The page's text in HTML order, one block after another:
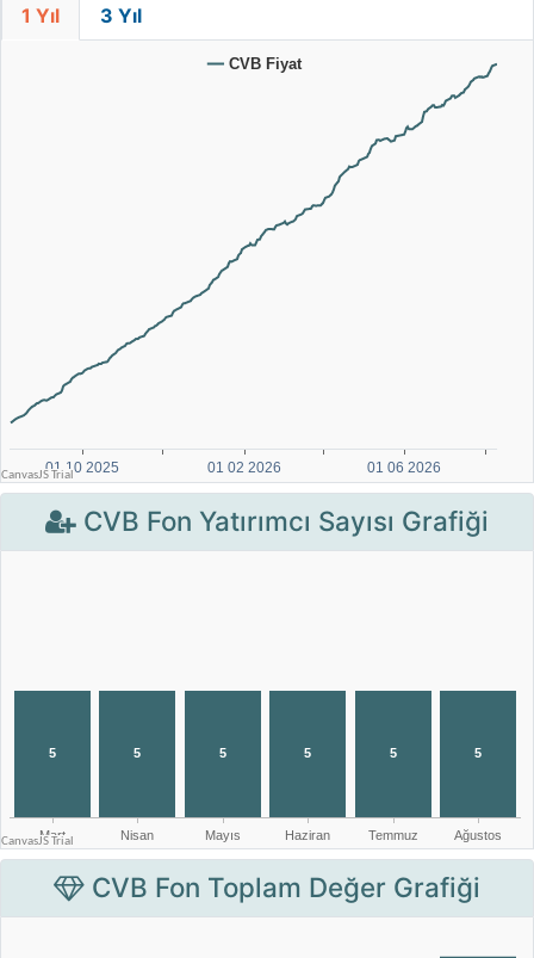
1 Yıl 3 Yıl
CVB Fon Yatırımcı Sayısı Grafiği
CVB Fon Toplam Değer Grafiği